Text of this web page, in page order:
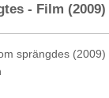
- Film (2009)
sprängdes (2009)